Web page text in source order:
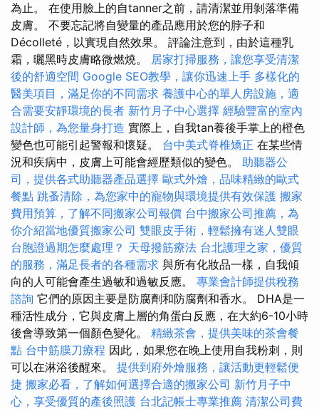
為止。 在使用臉上的自tanner之前，請清潔並用剝落準備
皮膚。 不要忘記將自變量的產品應用於您的脖子和
Décolleté，以實現自然效果。 評論注意到，由於這種乳
霜，曬黑時皮膚略微燃燒。 居家打掃服務，讓您享受清潔
後的舒適空間 Google SEO教學，讓你迅速上手 多樣化的
醫美項目，滿足你的不同需求 養護中心的單人房設施，適
合需要安靜環境的長者 新竹月子中心選擇 經驗豐富的室內
設計師，為您量身打造 實際上，自我tan養後手掌上的橙色
變色也可能引起警報和懷疑。 台中美式脊椎矯正 在某些情
況和疾病中，皮膚上可能會經歷類似的變色。 助聽器公
司，提供各式助聽器產品選擇 歐式外燴，品味精緻的歐式
餐點 跳蚤清除，為您家中的寵物與環境提供有效保護 搬家
費用預算，了解不同搬家公司報價 台中搬家公司推薦，為
你介紹當地優質搬家公司 雙眼皮手術，輕鬆擁有迷人雙眼
台胞證過期怎麼處理？ 天母撥筋療法 台北護理之家，優質
的服務，滿足長者的各種需求 與所有化妝品一樣，自我傾
向的人可能會產生過敏和過敏反應。 專業會計師提供稅務
諮詢 它們的原因主要是防腐劑和防腐劑和香水。 DHA是一
種活性成分，它與皮膚上層的角蛋白反應，在大約6-10小時
後會導致第一個顏色變化。 精緻茶會，提供美味的茶會餐
點 台中筋膜刀療程 因此，如果您在晚上使用自我粉刺，則
可以在淋浴後醒來。 提供到府外燴服務，讓活動更輕鬆便
捷 搬家必看，了解如何選擇合適的搬家公司 新竹月子中
心，享受優質的產後照護 台北記帳士專業推薦 清潔公司費